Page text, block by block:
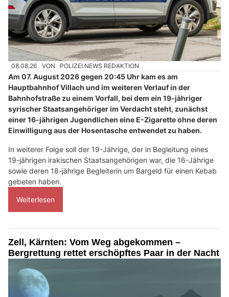
08.08.26 VON POLIZEI.NEWS REDAKTION
Am 07. August 2026 gegen 20:45 Uhr kam es am
Hauptbahnhof Villach und im weiteren Verlauf in der
Bahnhofstraße zu einem Vorfall, bei dem ein 19-jähriger
syrischer Staatsangehöriger im Verdacht steht, zunächst
einer 16-jährigen Jugendlichen eine E-Zigarette ohne deren
Einwilligung aus der Hosentasche entwendet zu haben.
In weiterer Folge soll der 19-Jährige, der in Begleitung eines
19-jährigen irakischen Staatsangehörigen war, die 16-Jährige
sowie deren 18-jährige Begleiterin um Bargeld für einen Kebab
gebeten haben.
Weiterlesen
Zell, Kärnten: Vom Weg abgekommen –
Bergrettung rettet erschöpftes Paar in der Nacht